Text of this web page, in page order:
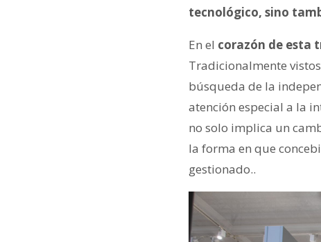
tecnológico, sino
En el corazón de esta
Tradicionalmente
búsqueda de la
atención especial a la
no solo implica un
la forma en que
gestionado..